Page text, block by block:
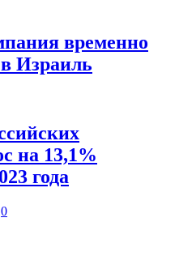
временно
Израиль
на 13,1%
года
0